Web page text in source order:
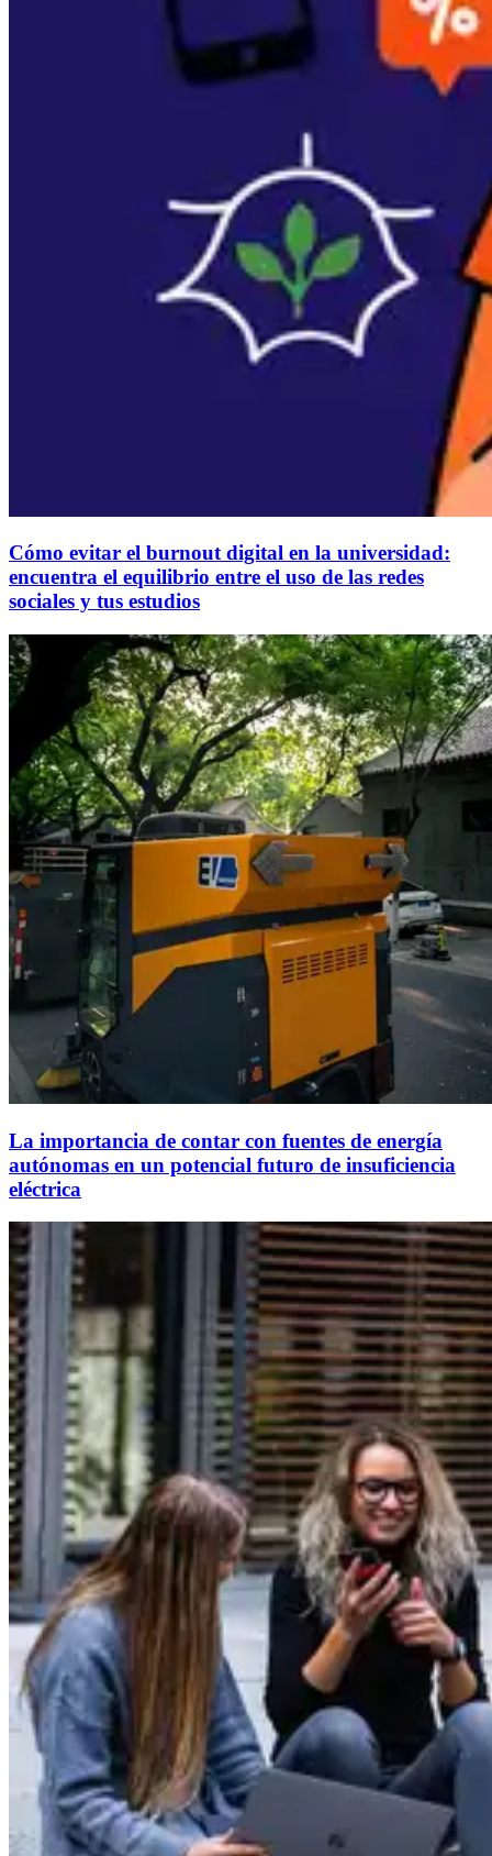
Cómo evitar el burnout digital en la universidad:
encuentra el equilibrio entre el uso de las redes
sociales y tus estudios
La importancia de contar con fuentes de energía
autónomas en un potencial futuro de insuficiencia
eléctrica